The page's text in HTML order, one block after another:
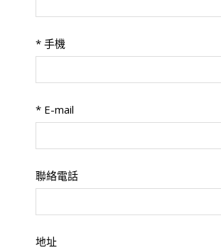
* 手機
* E-mail
聯絡電話
地址